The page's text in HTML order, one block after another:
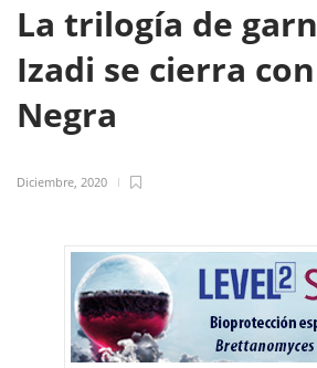
La trilogía de
Izadi se cierra
Negra
Diciembre, 2020